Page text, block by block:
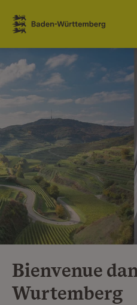
Sauter au contenu
Link zur Startseite
Bienvenue
Wurtemberg